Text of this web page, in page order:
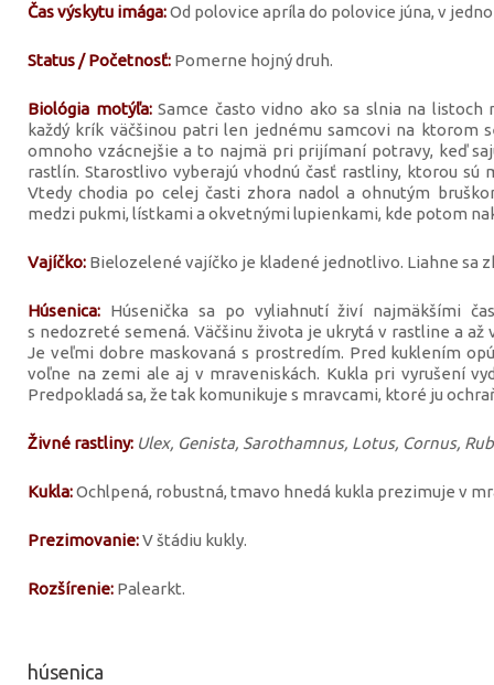
Čas výskytu imága:Od polovice apríla do polovice júna, v
Status / Početnosť: Pomerne hojný druh.
Biológia motýľa:Samce často vidno ako sa slnia na
každý krík väčšinou patri len jednému samcovi na ktorom
omnoho vzácnejšie a to najmä pri prijímaní potravy, keď
rastlín. Starostlivo vyberajú vhodnú časť rastliny, ktorou sú
Vtedy chodia po celej časti zhora nadol a ohnutým
medzi pukmi, lístkami a okvetnými lupienkami, kde potom
Vajíčko: Bielozelené vajíčko je kladené jednotlivo. Liahne sa
Húsenica: Húsenička sa po vyliahnutí živí najmäkšími
s nedozreté semená. Väčšinu života je ukrytá v rastline a až
Je veľmi dobre maskovaná s prostredím. Pred kuklením
voľne na zemi ale aj v mraveniskách. Kukla pri vyrušení
Predpokladá sa, že tak komunikuje s mravcami, ktoré ju
Živné rastliny: Ulex, Genista, Sarothamnus, Lotus, Cornus,
Kukla:Ochlpená, robustná, tmavo hnedá kukla prezimuje v
Prezimovanie:V štádiu kukly.
Rozšírenie: Palearkt.
húsenica